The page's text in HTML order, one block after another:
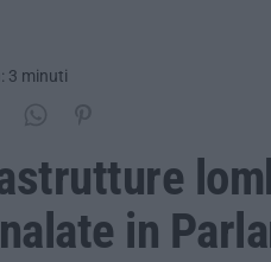
3 minuti
in